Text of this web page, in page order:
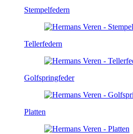
Stempelfedern
Tellerfedern
Golfspringfeder
Platten